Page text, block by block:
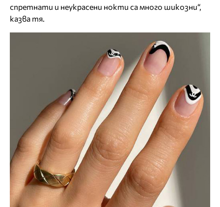
спретнати и неукрасени нокти са много шикозни“,
казва тя.